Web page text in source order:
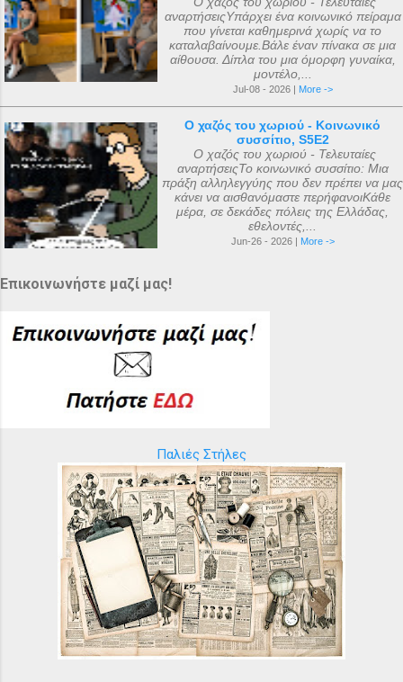
αναρτήσειςΥπάρχει ένα κοινωνικό πείραμα
που γίνεται καθημερινά χωρίς να το
καταλαβαίνουμε.Βάλε έναν πίνακα σε μια
αίθουσα. Δίπλα του μια όμορφη γυναίκα,
μοντέλο,...
Jul-08 - 2026 | More ->
Ο χαζός του χωριού - Κοινωνικό
συσσίτιο, S5E2
Ο χαζός του χωριού - Τελευταίες
αναρτήσειςΤο κοινωνικό συσσίτιο: Μια
πράξη αλληλεγγύης που δεν πρέπει να μας
κάνει να αισθανόμαστε περήφανοιΚάθε
μέρα, σε δεκάδες πόλεις της Ελλάδας,
εθελοντές,...
Jun-26 - 2026 | More ->
Επικοινωνήστε μαζί μας!
Παλιές Στήλες